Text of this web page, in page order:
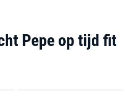
Pepe op tijd fit